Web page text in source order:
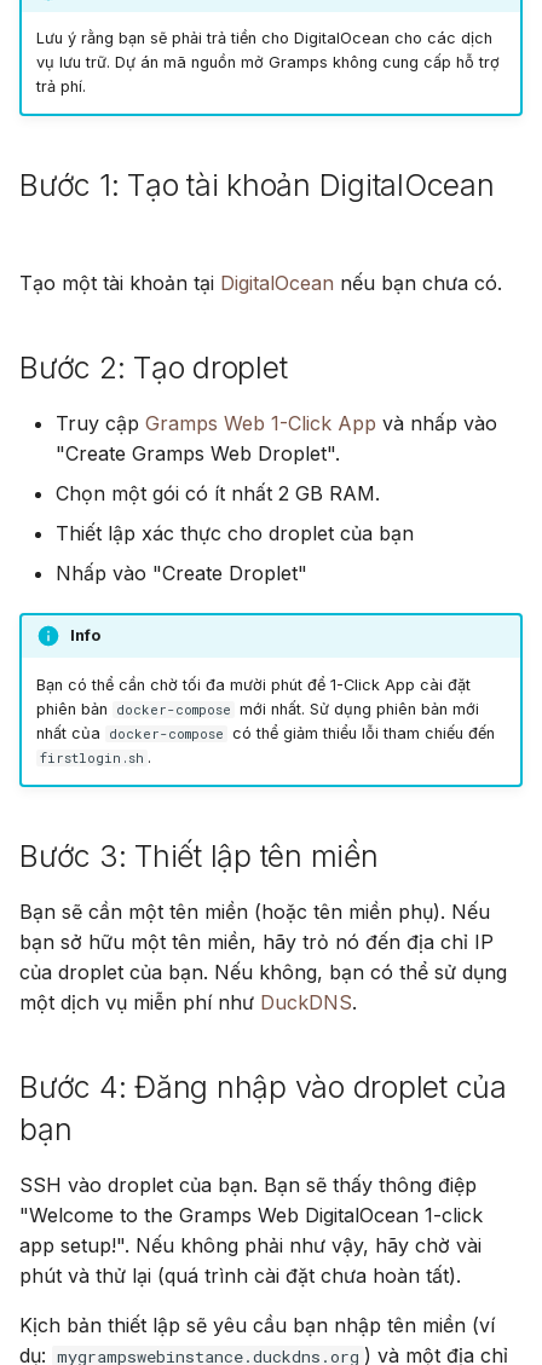
h
Đo từ xa
Hướng dẫn nâng cấp
Gramps 5.2
Gramps 6.0
Lưu ý rằng bạn sẽ phải trả tiền cho DigitalOcean cho các dịch
vụ lưu trữ. Dự án mã nguồn mở Gramps không cung cấp hỗ trợ
trả phí.
Bước 1: Tạo tài khoản DigitalOcean
Tạo một tài khoản tại DigitalOcean nếu bạn chưa có.
Bước 2: Tạo droplet
Truy cập Gramps Web 1-Click App và nhấp vào
"Create Gramps Web Droplet".
Chọn một gói có ít nhất 2 GB RAM.
Thiết lập xác thực cho droplet của bạn
Nhấp vào "Create Droplet"
Info
Bạn có thể cần chờ tối đa mười phút để 1-Click App cài đặt
phiên bản
docker-compose mới nhất. Sử dụng phiên bản mới
nhất của
docker-compose có thể giảm thiểu lỗi tham chiếu đến
firstlogin.sh .
Bước 3: Thiết lập tên miền
Bạn sẽ cần một tên miền (hoặc tên miền phụ). Nếu
bạn sở hữu một tên miền, hãy trỏ nó đến địa chỉ IP
của droplet của bạn. Nếu không, bạn có thể sử dụng
một dịch vụ miễn phí như DuckDNS.
Bước 4: Đăng nhập vào droplet của
bạn
SSH vào droplet của bạn. Bạn sẽ thấy thông điệp
"Welcome to the Gramps Web DigitalOcean 1-click
app setup!". Nếu không phải như vậy, hãy chờ vài
phút và thử lại (quá trình cài đặt chưa hoàn tất).
Kịch bản thiết lập sẽ yêu cầu bạn nhập tên miền (ví
dụ: mygrampswebinstance.duckdns.org ) và một địa chỉ